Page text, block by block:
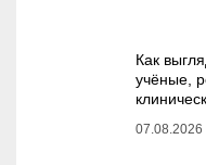
Как
учёные,
07.08.2026